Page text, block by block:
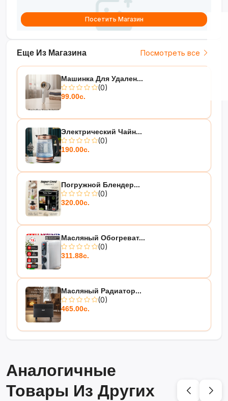
Еще Из Магазина Посмотреть все
Машинка Для Удален...
(0)
99.00с.
Электрический Чайн...
(0)
190.00с.
Погружной Блендер...
(0)
320.00с.
Масляный Обогреват...
(0)
311.88с.
Масляный Радиатор...
(0)
465.00с.
Посетить Магазин
Аналогичные
Товары Из Других